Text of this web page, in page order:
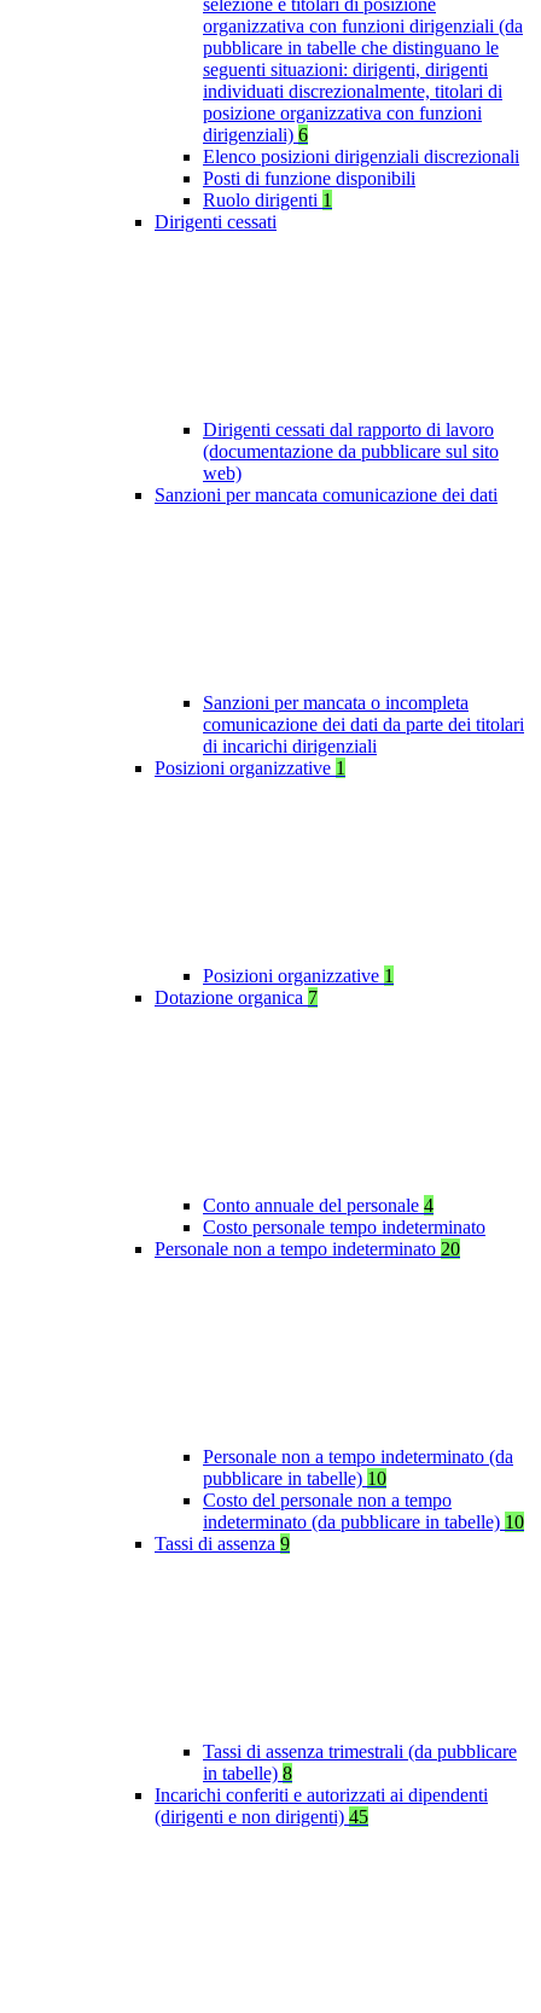
selezione e titolari di posizione
organizzativa con funzioni dirigenziali (da
pubblicare in tabelle che distinguano le
seguenti situazioni: dirigenti, dirigenti
individuati discrezionalmente, titolari di
posizione organizzativa con funzioni
dirigenziali) 6
Elenco posizioni dirigenziali discrezionali
Posti di funzione disponibili
Ruolo dirigenti 1
Dirigenti cessati
Dirigenti cessati dal rapporto di lavoro
(documentazione da pubblicare sul sito
web)
Sanzioni per mancata comunicazione dei dati
Sanzioni per mancata o incompleta
comunicazione dei dati da parte dei titolari
di incarichi dirigenziali
Posizioni organizzative 1
Posizioni organizzative 1
Dotazione organica 7
Conto annuale del personale 4
Costo personale tempo indeterminato
Personale non a tempo indeterminato 20
Personale non a tempo indeterminato (da
pubblicare in tabelle) 10
Costo del personale non a tempo
indeterminato (da pubblicare in tabelle) 10
Tassi di assenza 9
Tassi di assenza trimestrali (da pubblicare
in tabelle) 8
Incarichi conferiti e autorizzati ai dipendenti
(dirigenti e non dirigenti) 45